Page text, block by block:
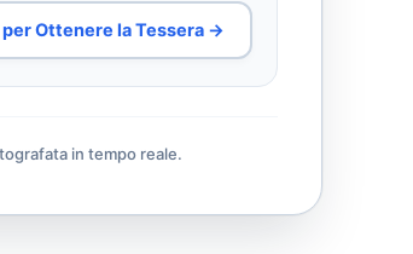
Ottenere la Tessera →
in tempo reale.